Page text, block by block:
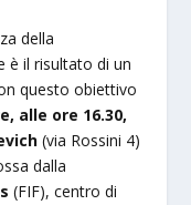
della
è il risultato di un
questo obiettivo
alle ore 16.30,
(via Rossini 4)
dalla
(FIF), centro di